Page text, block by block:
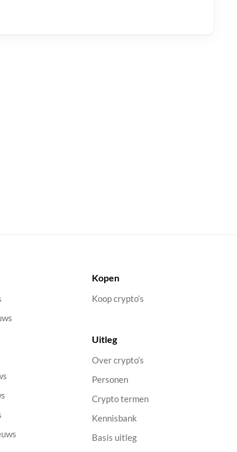
Kopen
Koop crypto’s
Uitleg
Over crypto’s
Personen
Crypto termen
Kennisbank
Basis uitleg